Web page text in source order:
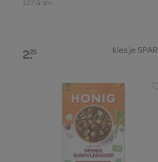
107 Gram
2.25 kies je SPAR